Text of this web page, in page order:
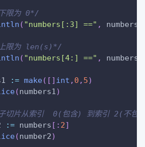
限为 0*/
( "numbers[:3] ==" , numbers
限为 len(s)*/
( "numbers[4:] ==" , numbers
:= make( [ ] int , 0 , 5)
(numbers1)
切片从索引  0(包含) 到索引 2(不
:= numbers [ : 2]
(number2)